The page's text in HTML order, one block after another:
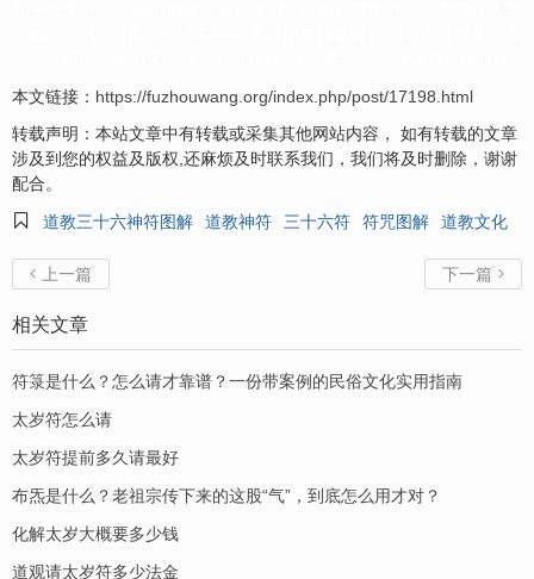
本文链接： https://fuzhouwang.org/index.php/post/17198.html
转载声明：本站文章中有转载或采集其他网站内容， 如有转载的文章
涉及到您的权益及版权,还麻烦及时联系我们，我们将及时删除，谢谢
配合。

道教三十六神符图解 道教神符 三十六符 符咒图解 道教文化
 上一篇 下一篇 
相关文章
符箓是什么？怎么请才靠谱？一份带案例的民俗文化实用指南
太岁符怎么请
太岁符提前多久请最好
布炁是什么？老祖宗传下来的这股“气”，到底怎么用才对？
化解太岁大概要多少钱
道观请太岁符多少法金